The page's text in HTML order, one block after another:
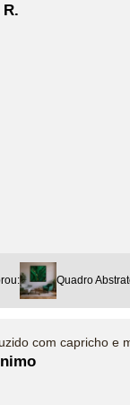
Quadro
com capricho e